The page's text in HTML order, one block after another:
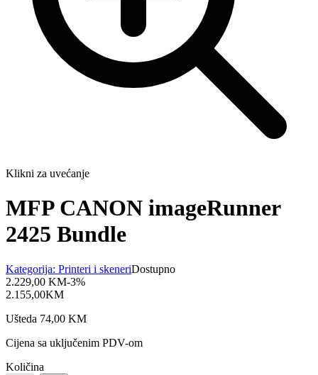
Klikni za uvećanje
MFP CANON imageRunner
2425 Bundle
Kategorija: Printeri i skeneriDostupno
2.229,00 KM-3%
2.155,00KM
Ušteda 74,00 KM
Cijena sa uključenim PDV-om
Količina